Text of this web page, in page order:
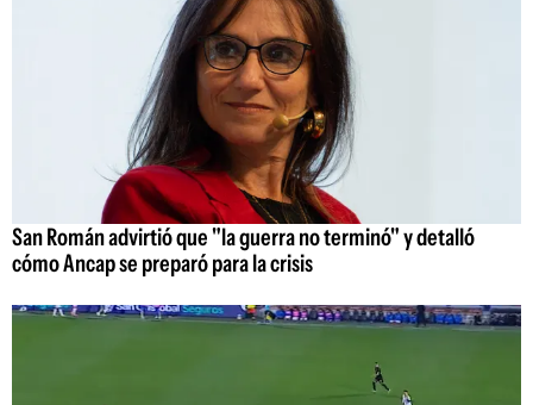
San Román advirtió que "la guerra no terminó" y detalló
cómo Ancap se preparó para la crisis